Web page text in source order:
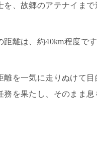
を、故郷のアテナイま
距離は、約40km程度で
離を一気に走りぬけて
務を果たし、そのまま